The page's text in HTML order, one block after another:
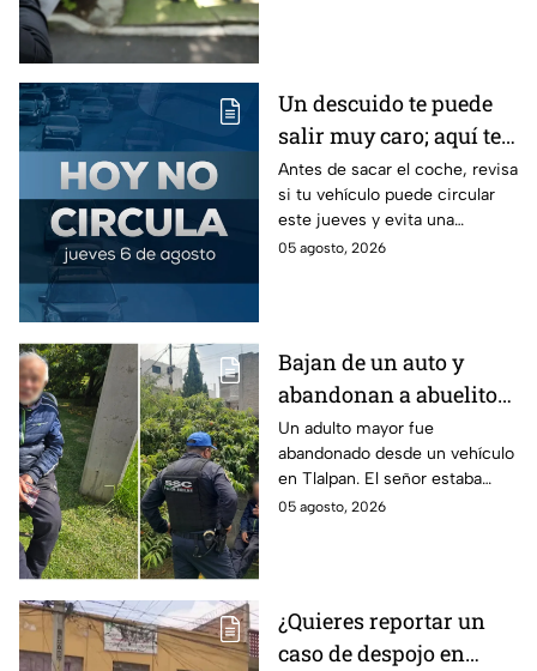
Un descuido te puede
salir muy caro; aquí te
contamos cómo queda
el Hoy No Circula para
este jueves
Antes de sacar el coche, revisa
si tu vehículo puede circular
este jueves y evita una
sanción que puede afectar tu
05 agosto, 2026
Bajan de un auto y
abandonan a abuelito
de 83 años en CDMX
con demencia senil
Un adulto mayor fue
abandonado desde un vehículo
en Tlalpan. El señor estaba
desorientado y la ayuda de
05 agosto, 2026
¿Quieres reportar un
caso de despojo en